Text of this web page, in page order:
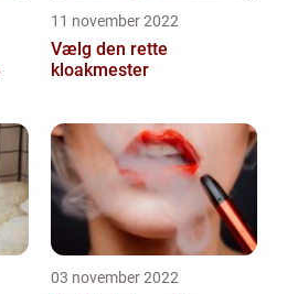
11 november 2022
Vælg den rette
kloakmester
03 november 2022